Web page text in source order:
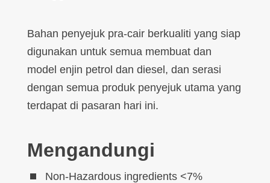
Bahan penyejuk pra-cair berkualiti yang siap
digunakan untuk semua membuat dan
model enjin petrol dan diesel, dan serasi
dengan semua produk penyejuk utama yang
terdapat di pasaran hari ini.
Mengandungi
Non-Hazardous ingredients <7%